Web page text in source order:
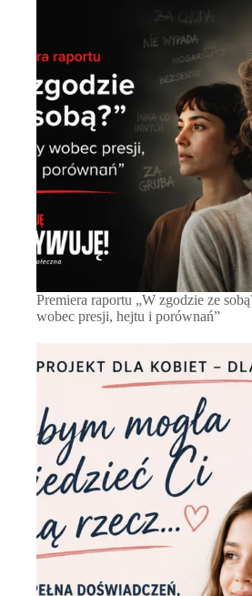
Premiera raportu „W zgodzie ze
wobec presji, hejtu i porównań”